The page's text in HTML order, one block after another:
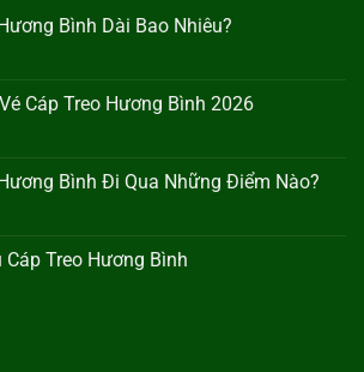
Bình Dài Bao Nhiêu?
Cáp Treo Hương Bình 2026
Bình Đi Qua Những Điểm Nào?
Cáp Treo Hương Bình